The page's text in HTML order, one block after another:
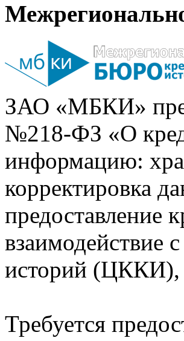
ЗАО «МБКИ»
№218-ФЗ «О
информацию:
корректировка
предоставление
взаимодействие
историй (ЦККИ),
Требуется